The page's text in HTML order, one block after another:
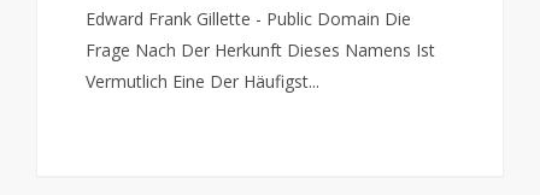
Edward Frank Gillette - Public Domain Die
Frage Nach Der Herkunft Dieses Namens Ist
Vermutlich Eine Der Häufigst...